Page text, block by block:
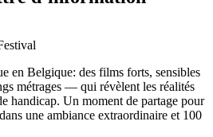
en Belgique: des films forts, sensibles
métrages — qui révèlent les réalités
handicap. Un moment de partage pour
une ambiance extraordinaire et 100